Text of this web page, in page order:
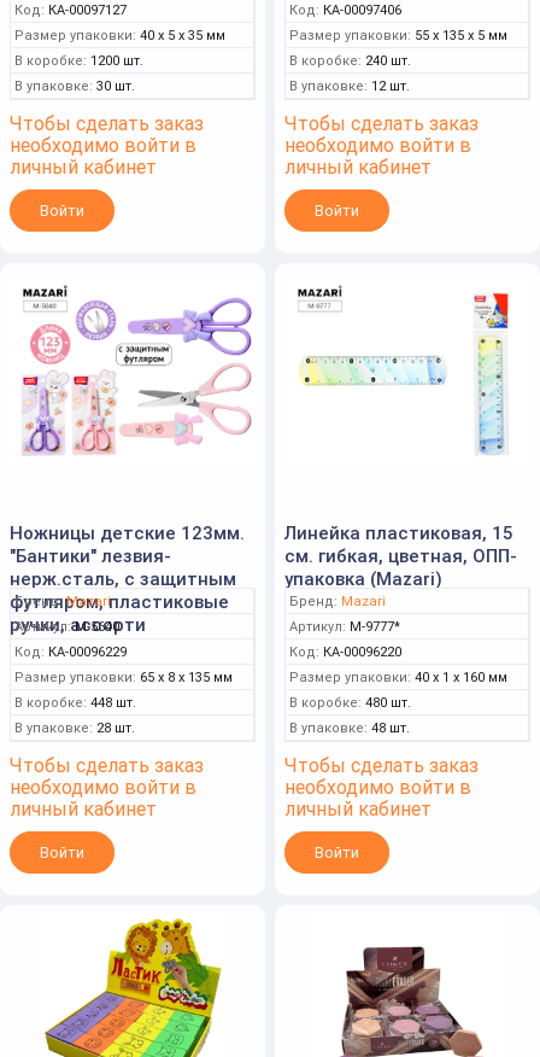
Код: КА-00097127
Размер упаковки: 40 x 5 x 35 мм
В коробке: 1200 шт.
В упаковке: 30 шт.
Чтобы сделать заказ
необходимо войти в
личный кабинет
Войти
Код: КА-00097406
Размер упаковки: 55 x 135 x 5 мм
В коробке: 240 шт.
В упаковке: 12 шт.
Чтобы сделать заказ
необходимо войти в
личный кабинет
Войти
Ножницы детские 123мм.
"Бантики" лезвия-
нерж.сталь, с защитным
футляром, пластиковые
ручки, ассорти
Бренд: Mazari
Артикул: M-5640
Код: КА-00096229
Размер упаковки: 65 x 8 x 135 мм
В коробке: 448 шт.
В упаковке: 28 шт.
Чтобы сделать заказ
необходимо войти в
личный кабинет
Войти
Линейка пластиковая, 15
см. гибкая, цветная, ОПП-
упаковка (Mazari)
Бренд: Mazari
Артикул: M-9777*
Код: КА-00096220
Размер упаковки: 40 x 1 x 160 мм
В коробке: 480 шт.
В упаковке: 48 шт.
Чтобы сделать заказ
необходимо войти в
личный кабинет
Войти